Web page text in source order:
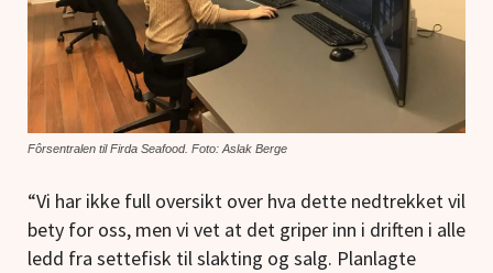
Fôrsentralen til Firda Seafood. Foto: Aslak Berge
“Vi har ikke full oversikt over hva dette nedtrekket vil
bety for oss, men vi vet at det griper inn i driften i alle
ledd fra settefisk til slakting og salg. Planlagte